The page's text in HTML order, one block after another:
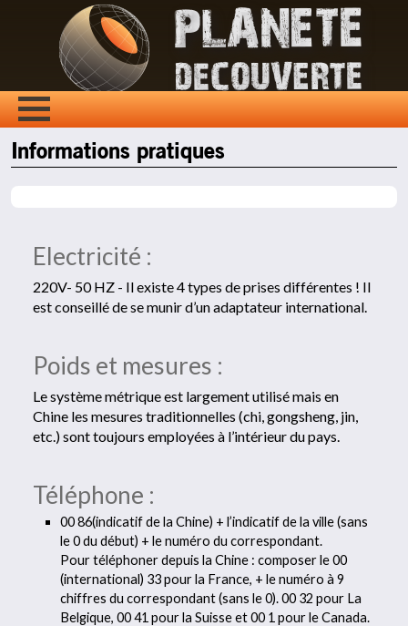
Informations pratiques
Electricité :
220V- 50 HZ - Il existe 4 types de prises différentes ! Il
est conseillé de se munir d’un adaptateur international.
Poids et mesures :
Le système métrique est largement utilisé mais en
Chine les mesures traditionnelles (chi, gongsheng, jin,
etc.) sont toujours employées à l’intérieur du pays.
Téléphone :
00 86(indicatif de la Chine) + l’indicatif de la ville (sans
le 0 du début) + le numéro du correspondant.
Pour téléphoner depuis la Chine : composer le 00
(international) 33 pour la France, + le numéro à 9
chiffres du correspondant (sans le 0). 00 32 pour La
Belgique, 00 41 pour la Suisse et 00 1 pour le Canada.